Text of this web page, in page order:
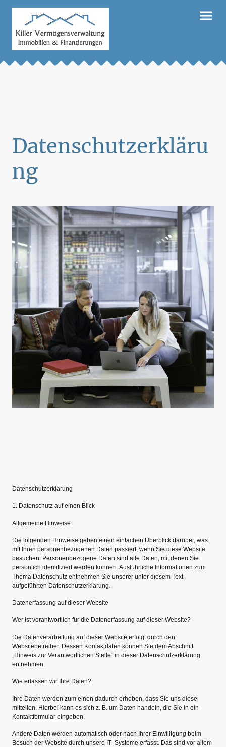
Datenschutzerkläru
ng
Datenschutzerklärung
1. Datenschutz auf einen Blick
Allgemeine Hinweise
Die folgenden Hinweise geben einen einfachen Überblick darüber, was
mit Ihren personenbezogenen Daten passiert, wenn Sie diese Website
besuchen. Personenbezogene Daten sind alle Daten, mit denen Sie
persönlich identifiziert werden können. Ausführliche Informationen zum
Thema Datenschutz entnehmen Sie unserer unter diesem Text
aufgeführten Datenschutzerklärung.
Datenerfassung auf dieser Website
Wer ist verantwortlich für die Datenerfassung auf dieser Website?
Die Datenverarbeitung auf dieser Website erfolgt durch den
Websitebetreiber. Dessen Kontaktdaten können Sie dem Abschnitt
„Hinweis zur Verantwortlichen Stelle“ in dieser Datenschutzerklärung
entnehmen.
Wie erfassen wir Ihre Daten?
Ihre Daten werden zum einen dadurch erhoben, dass Sie uns diese
mitteilen. Hierbei kann es sich z. B. um Daten handeln, die Sie in ein
Kontaktformular eingeben.
Andere Daten werden automatisch oder nach Ihrer Einwilligung beim
Besuch der Website durch unsere IT- Systeme erfasst. Das sind vor allem